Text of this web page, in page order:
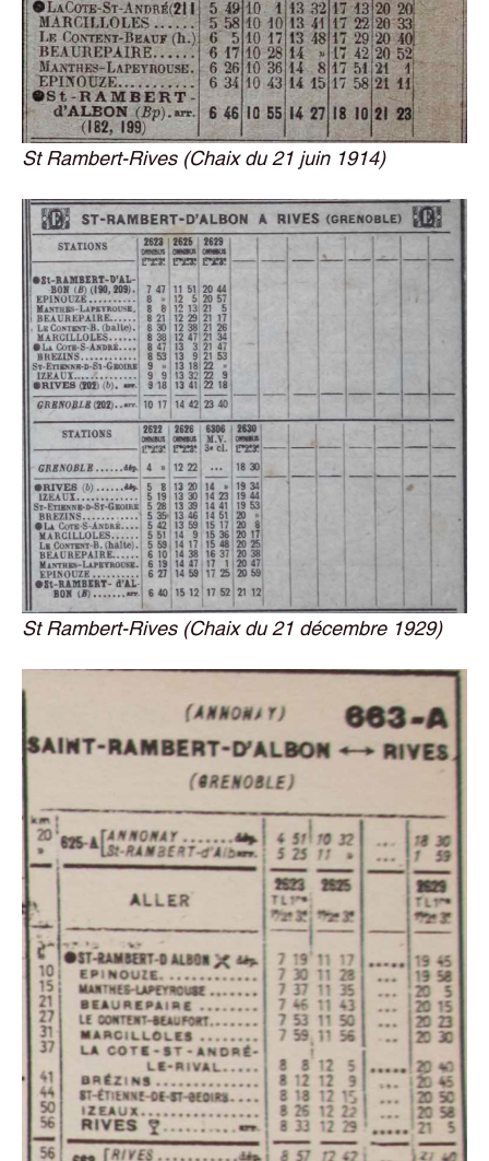
St Rambert-Rives (Chaix du 21 juin 1914)
St Rambert-Rives (Chaix du 21 décembre 1929)